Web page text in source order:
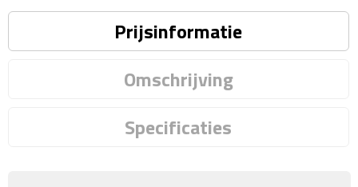
Auto luchtverfrissers
Auto onderhoud
Auto telefoonhouders
Prijsinformatie
Omschrijving
Specificaties